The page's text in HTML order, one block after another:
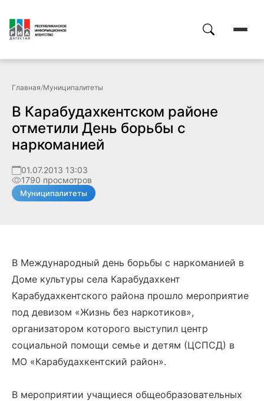
Главная/Муниципалитеты
В Карабудахкентском районе
отметили День борьбы с
наркоманией
01.07.2013 13:03
1790 просмотров
Муниципалитеты
В Международный день борьбы с наркоманией в
Доме культуры села Карабудахкент
Карабудахкентского района прошло мероприятие
под девизом «Жизнь без наркотиков»,
организатором которого выступил центр
социальной помощи семье и детям (ЦСПСД) в
МО «Карабудахкентский район».
В мероприятии учащиеся общеобразовательных